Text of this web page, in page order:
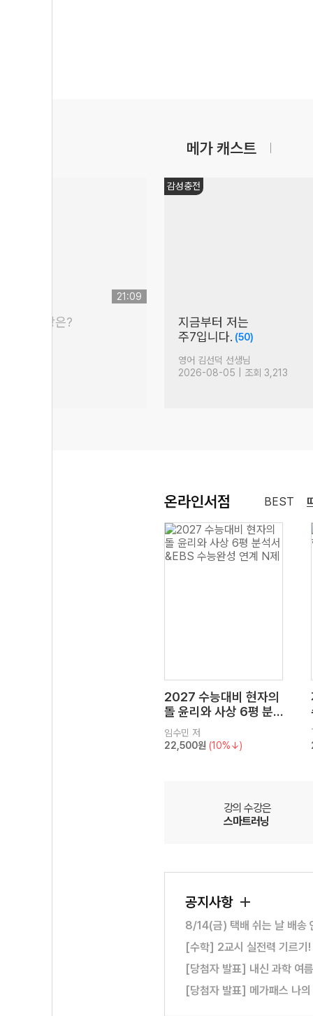
메가 캐스트
21:09
이슈 문항은?
감성충전
지금부터 저는
주7입니다. (50)
영어 김선덕 선생님
2026-08-05 | 조회 3,213
온라인서점 BEST
2027 수능대비 현자의
돌 윤리와 사상 6평 분
석서&EBS 수능완성 연
계 N제
임수민 저
22,500원 (10%↓)
강의 수강은
스마트러닝
공지사항
8/14(금) 택배 쉬는 날 배송
[수학] 2교시 실전력 기르기
[당첨자 발표] 내신 과학 여
[당첨자 발표] 메가패스 나